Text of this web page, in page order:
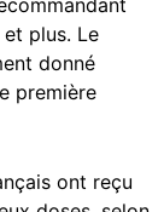
plus. Le
donné
première
ont reçu